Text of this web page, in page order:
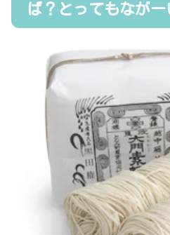
ば？とってもなが